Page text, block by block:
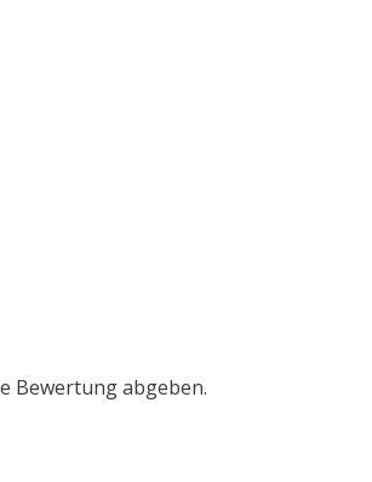
Bewertung abgeben.